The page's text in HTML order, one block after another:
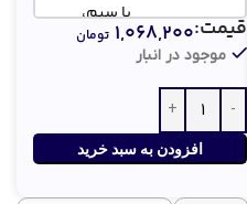
نوع
اتصال
با سیم،
بی‌سیم
ابعاد
ساب‌ووفر
۴ اینچ
موجود در انبار
افزودن به سبد خرید
قیمت:۱,۰۶۸,۲۰۰ تومان